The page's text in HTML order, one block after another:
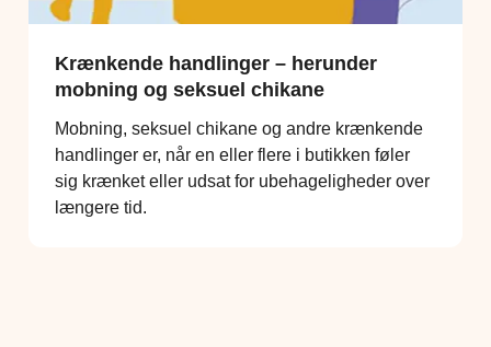
Krænkende handlinger – herunder
mobning og seksuel chikane
Mobning, seksuel chikane og andre krænkende
handlinger er, når en eller flere i butikken føler
sig krænket eller udsat for ubehageligheder over
længere tid.